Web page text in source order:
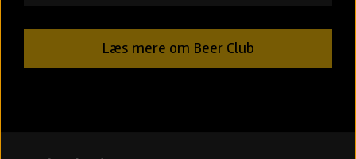
Læs mere om Beer Club